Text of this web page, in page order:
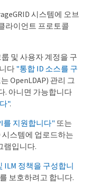
시스템에 오브
라이언트 프로토콜
룹 및 사용자 계정을 구
다 "통합 ID 소스를 구
OpenLDAP) 관리 그
. 아니면 가능합니다
".
를 지원합니다" 또는
시스템에 업로드하는
램입니다.
ILM 정책을 구성합니
보호하려고 합니다.